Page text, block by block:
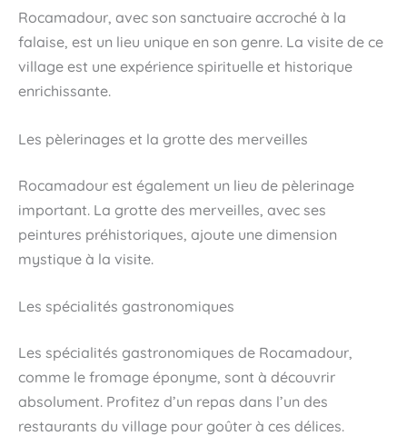
Rocamadour, avec son sanctuaire accroché à la
falaise, est un lieu unique en son genre. La visite de ce
village est une expérience spirituelle et historique
enrichissante.
Les pèlerinages et la grotte des merveilles
Rocamadour est également un lieu de pèlerinage
important. La grotte des merveilles, avec ses
peintures préhistoriques, ajoute une dimension
mystique à la visite.
Les spécialités gastronomiques
Les spécialités gastronomiques de Rocamadour,
comme le fromage éponyme, sont à découvrir
absolument. Profitez d’un repas dans l’un des
restaurants du village pour goûter à ces délices.